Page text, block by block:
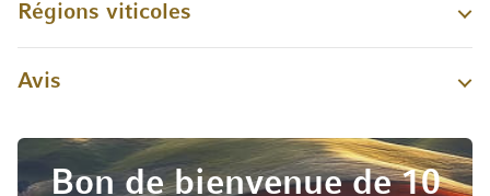
Régions viticoles
Avis
Bon de bienvenue de 10